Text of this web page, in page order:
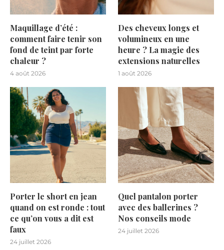
Maquillage d’été :
comment faire tenir son
fond de teint par forte
chaleur ?
4 août 2026
Des cheveux longs et
volumineux en une
heure ? La magie des
extensions naturelles
1 août 2026
Porter le short en jean
quand on est ronde : tout
ce qu’on vous a dit est
faux
24 juillet 2026
Quel pantalon porter
avec des ballerines ?
Nos conseils mode
24 juillet 2026